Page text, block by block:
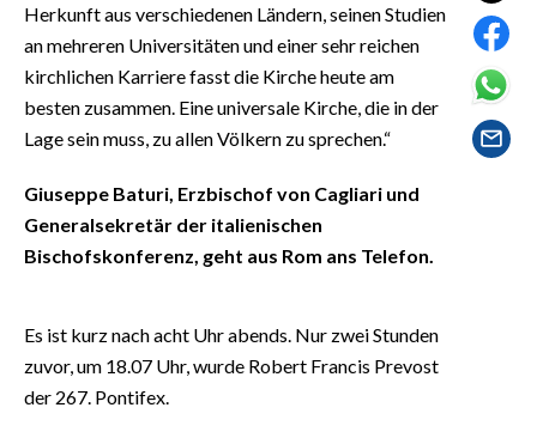
EVENTI
#CARAUNIONE
INSULARITÀ
FOTO
VIDEO
ABBONATI
Herkunft aus verschiedenen Ländern, seinen Studien
an mehreren Universitäten und einer sehr reichen
kirchlichen Karriere fasst die Kirche heute am
besten zusammen. Eine universale Kirche, die in der
Lage sein muss, zu allen Völkern zu sprechen.“
Giuseppe Baturi, Erzbischof von Cagliari und
Generalsekretär der italienischen
Bischofskonferenz, geht aus Rom ans Telefon.
Es ist kurz nach acht Uhr abends. Nur zwei Stunden
zuvor, um 18.07 Uhr, wurde Robert Francis Prevost
der 267. Pontifex.